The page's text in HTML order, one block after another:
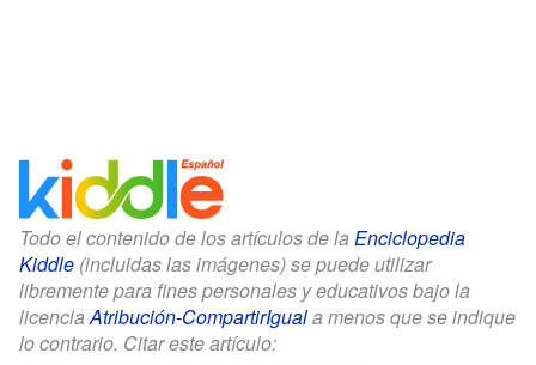
Todo el contenido de los artículos de la Enciclopedia
Kiddle (incluidas las imágenes) se puede utilizar
libremente para fines personales y educativos bajo la
licencia Atribución-CompartirIguala menos que se indique
lo contrario. Citar este artículo: